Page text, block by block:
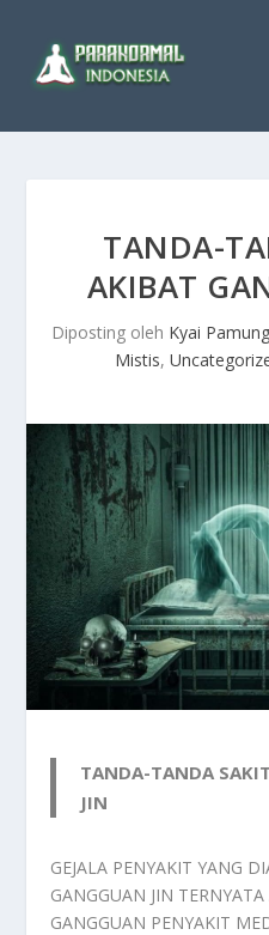
TANDA-
AKIBAT
Diposting oleh Kyai
Mistis,
TANDA-TANDA
JIN
GEJALA PENYAKIT YANG
GANGGUAN JIN
GANGGUAN PENYAKIT